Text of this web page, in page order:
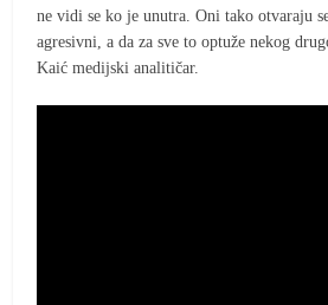
ne vidi se ko je unutra. Oni tako otvaraju
agresivni, a da za sve to optuže nekog
Kaić medijski analitičar.